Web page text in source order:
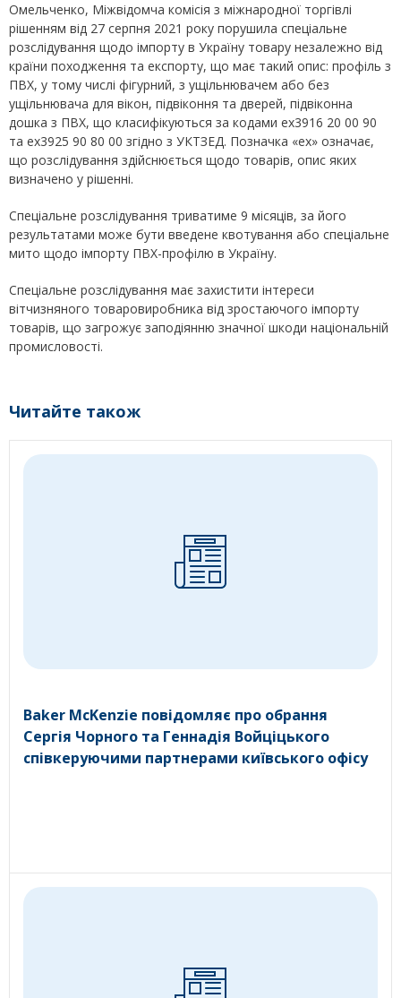
Омельченко, Міжвідомча комісія з міжнародної торгівлі
рішенням від 27 серпня 2021 року порушила спеціальне
розслідування щодо імпорту в Україну товару незалежно від
країни походження та експорту, що має такий опис: профіль з
ПВХ, у тому числі фігурний, з ущільнювачем або без
ущільнювача для вікон, підвіконня та дверей, підвіконна
дошка з ПВХ, що класифікуються за кодами ех3916 20 00 90
та ех3925 90 80 00 згідно з УКТЗЕД. Позначка «ех» означає,
що розслідування здійснюється щодо товарів, опис яких
визначено у рішенні.
Спеціальне розслідування триватиме 9 місяців, за його
результатами може бути введене квотування або спеціальне
мито щодо імпорту ПВХ-профілю в Україну.
Спеціальне розслідування має захистити інтереси
вітчизняного товаровиробника від зростаючого імпорту
товарів, що загрожує заподіянню значної шкоди національній
промисловості.
Читайте також
Baker McKenzie повідомляє про обрання
Сергія Чорного та Геннадія Войціцького
співкеруючими партнерами київського офісу